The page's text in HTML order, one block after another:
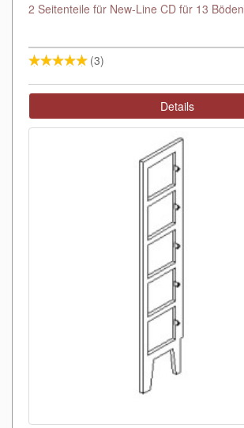
2 Seitenteile für New-Line CD für 13 Böden
(3)
Details